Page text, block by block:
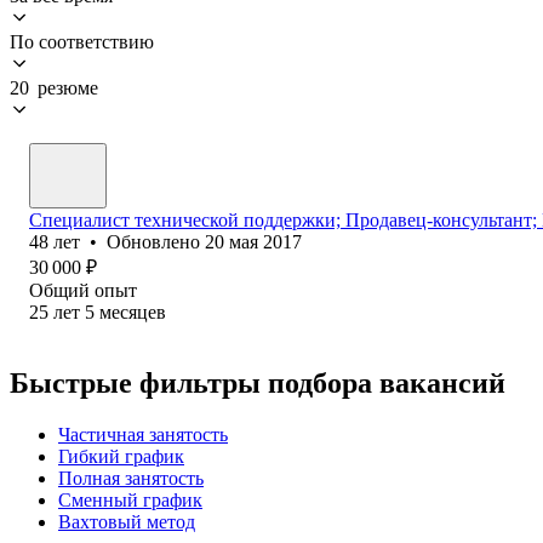
По соответствию
20 резюме
Специалист технической поддержки; Продавец-
48 лет • Обновлено 20 мая 2017
30 000 ₽
Общий опыт
25 лет 5 месяцев
Быстрые фильтры подбора вакансий
Частичная занятость
Гибкий график
Полная занятость
Сменный график
Вахтовый метод